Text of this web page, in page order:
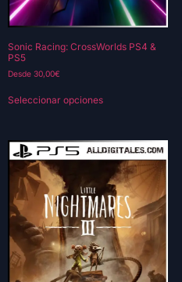
Sonic Racing: CrossWorlds PS4 &
PS5
Desde 30,00€
Seleccionar opciones